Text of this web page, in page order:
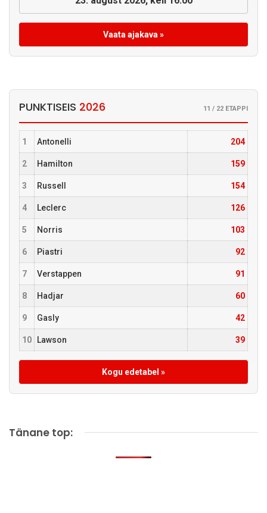
Vaata ajakava »
PUNKTISEIS 2026 11 / 22 ETAPPI
1 Antonelli 204
2 Hamilton 159
3 Russell 154
4 Leclerc 126
5 Norris 103
6 Piastri 92
7 Verstappen 91
8 Hadjar 60
9 Gasly 42
10 Lawson 39
Kogu edetabel »
Tänane top: